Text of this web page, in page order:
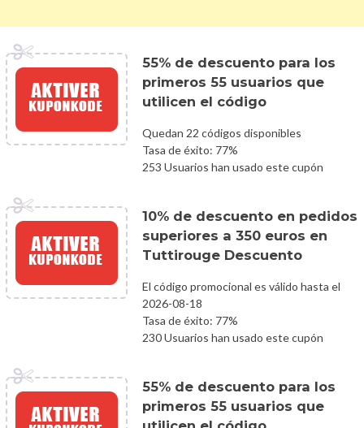
55% de descuento para los
primeros 55 usuarios que
utilicen el código
Quedan 22 códigos disponibles
Tasa de éxito: 77%
253 Usuarios han usado este cupón
10% de descuento en pedidos
superiores a 350 euros en
Tuttirouge Descuento
El código promocional es válido hasta el
2026-08-18
Tasa de éxito: 77%
230 Usuarios han usado este cupón
55% de descuento para los
primeros 55 usuarios que